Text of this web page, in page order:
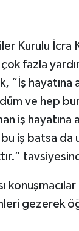
Kurulu
çok fazla
“İş
ve hep
iş hayatına
iş batsa da
gezerek